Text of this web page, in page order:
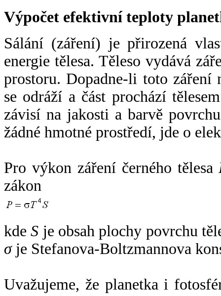
Výpočet efektivní teploty
Sálání (záření) je přirozená
energie tělesa. Těleso vydává
prostoru. Dopadne-li toto záření
se odráží a část prochází
závisí na jakosti a barvě
žádné hmotné prostředí, jde o
Pro výkon záření černého tělesa
zákon
kdeS je obsah plochy povrchu
σje Stefanova-Boltzmannova
Uvažujeme, že planetka i